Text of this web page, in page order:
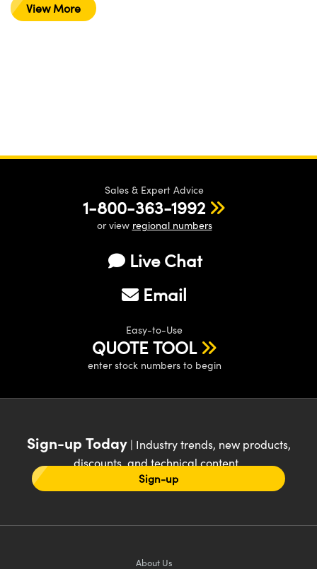
View More
Sales & Expert Advice
1-800-363-1992
or view regional numbers
Live Chat
Email
Easy-to-Use
QUOTE TOOL
enter stock numbers to begin
Sign-up Today| Industry trends, new products,
discounts, and technical content
Sign-up
About Us